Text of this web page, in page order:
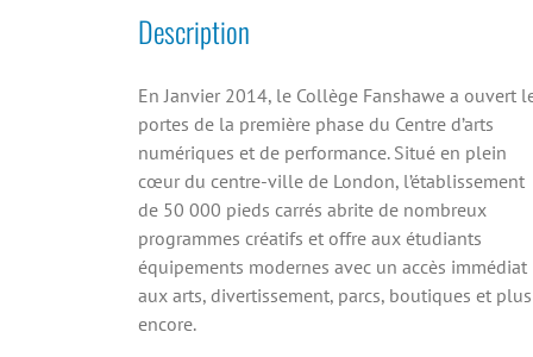
Description
En Janvier 2014, le Collège Fanshawe a ouvert
portes de la première phase du Centre d’arts
numériques et de performance. Situé en plein
cœur du centre-ville de London, l’établissement
de 50 000 pieds carrés abrite de nombreux
programmes créatifs et offre aux étudiants
équipements modernes avec un accès immédiat
aux arts, divertissement, parcs, boutiques et plus
encore.